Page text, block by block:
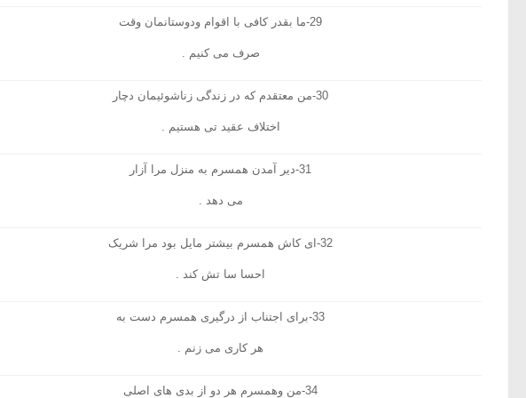
29-ما بقدر کافی با اقوام ودوستانمان وقت
صرف می کنیم .
30-من معتقدم که در زندگی زناشوئیمان دچار
اختلاف عقید تی هستیم .
31-دیر آمدن همسرم به منزل مرا آزار
می دهد .
32-ای کاش همسرم بیشتر مایل بود مرا شریک
احسا سا تش کند .
33-برای اجتناب از درگیری همسرم دست به
هر کاری می زنم .
34-من وهمسرم هر دو از بدی های اصلی